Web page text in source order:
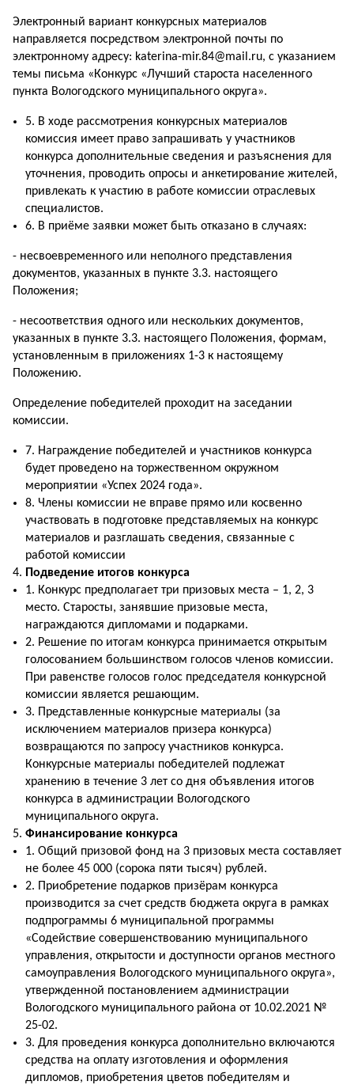
Электронный вариант конкурсных материалов
направляется посредством электронной почты по
электронному адресу: katerina-mir.84@mail.ru, с указанием
темы письма «Конкурс «Лучший староста населенного
пункта Вологодского муниципального округа».
5. В ходе рассмотрения конкурсных материалов
комиссия имеет право запрашивать у участников
конкурса дополнительные сведения и разъяснения для
уточнения, проводить опросы и анкетирование жителей,
привлекать к участию в работе комиссии отраслевых
специалистов.
6. В приёме заявки может быть отказано в случаях:
- несвоевременного или неполного представления
документов, указанных в пункте 3.3. настоящего
Положения;
- несоответствия одного или нескольких документов,
указанных в пункте 3.3. настоящего Положения, формам,
установленным в приложениях 1-3 к настоящему
Положению.
Определение победителей проходит на заседании
комиссии.
7. Награждение победителей и участников конкурса
будет проведено на торжественном окружном
мероприятии «Успех 2024 года».
8. Члены комиссии не вправе прямо или косвенно
участвовать в подготовке представляемых на конкурс
материалов и разглашать сведения, связанные с
работой комиссии
Подведение итогов конкурса
1. Конкурс предполагает три призовых места – 1, 2, 3
место. Старосты, занявшие призовые места,
награждаются дипломами и подарками.
2. Решение по итогам конкурса принимается открытым
голосованием большинством голосов членов комиссии.
При равенстве голосов голос председателя конкурсной
комиссии является решающим.
3. Представленные конкурсные материалы (за
исключением материалов призера конкурса)
возвращаются по запросу участников конкурса.
Конкурсные материалы победителей подлежат
хранению в течение 3 лет со дня объявления итогов
конкурса в администрации Вологодского
муниципального округа.
Финансирование конкурса
1. Общий призовой фонд на 3 призовых места составляет
не более 45 000 (сорока пяти тысяч) рублей.
2. Приобретение подарков призёрам конкурса
производится за счет средств бюджета округа в рамках
подпрограммы 6 муниципальной программы
«Содействие совершенствованию муниципального
управления, открытости и доступности органов местного
самоуправления Вологодского муниципального округа»,
утвержденной постановлением администрации
Вологодского муниципального района от 10.02.2021 №
25-02.
3. Для проведения конкурса дополнительно включаются
средства на оплату изготовления и оформления
дипломов, приобретения цветов победителям и